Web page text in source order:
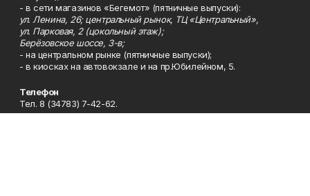
- в сети магазинов «Бегемот» (пятничные выпуски):
ул. Ленина, 26; центральный рынок, ТЦ «Центральный»,
ул. Парковая, 2 (цокольный этаж);
Берёзовское шоссе, 3-в;
- на центральном рынке (пятничные выпуски);
- в киосках на автовокзале и на пр.Юбилейном, 5.
Телефон
Тел. 8 (34783) 7-42-62.